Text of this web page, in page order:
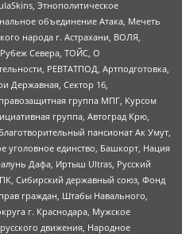
Этнополитическое
объединение Атака, Мечеть
народа г. Астрахани, ВОЛЯ,
Севера, ТОЙС, О
РЕВТАТПОД, Артподготовка,
Державная, Сектор 16,
группа МПГ, Курсом
группа, Автоград Крю,
пансионат Ак Умут,
уголовное единство, Башкорт, Нация
Дафа, Иртыш Ultras, Русский
Сибирский державный союз, Фонд
граждан, Штабы Навального,
г. Краснодара, Мужское
движения, Народное